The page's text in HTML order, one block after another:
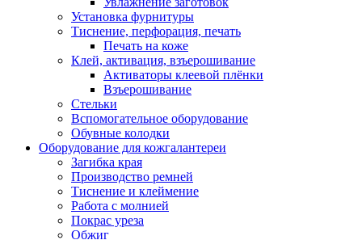
Установка фурнитуры
Тиснение, перфорация, печать
Печать на коже
Клей, активация, взъерошивание
Активаторы клеевой плёнки
Взъерошивание
Стельки
Вспомогательное оборудование
Обувные колодки
Оборудование для кожгалантереи
Загибка края
Производство ремней
Тиснение и клеймение
Работа с молнией
Покрас уреза
Обжиг